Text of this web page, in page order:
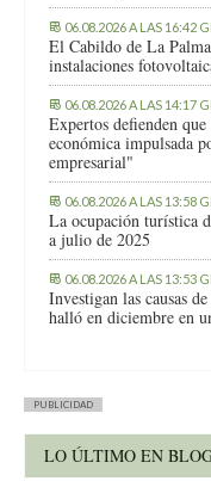
06.08.2026 A LAS 16:42
El Cabildo de La
instalaciones
06.08.2026 A LAS 14:17
Expertos defienden
económica impulsada
empresarial"
06.08.2026 A LAS 13:58
La ocupación turística
a julio de 2025
06.08.2026 A LAS 13:53
Investigan las causas
halló en diciembre en
PUBLICIDAD
LO ÚLTIMO EN